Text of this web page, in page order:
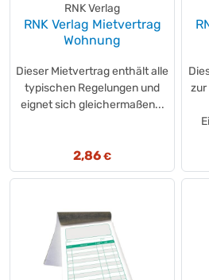
RNK Verlag
RNK Verlag Mietvertrag
Wohnung
Dieser Mietvertrag enthält alle
typischen Regelungen und
eignet sich gleichermaßen...
2,86 €
zur